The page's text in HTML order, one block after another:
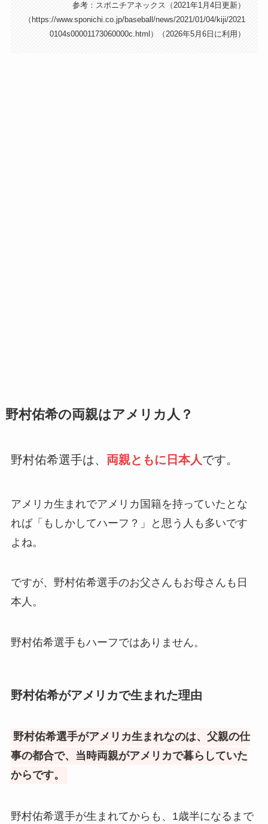
参考：スポニチアネックス（2021年1月4日更新）
（https://www.sponichi.co.jp/baseball/news/2021/01/04/kiji/2021
0104s00001173060000c.html）（2026年5月6日に利用）
野村佑希の両親はアメリカ人？
野村佑希選手は、 両親ともに日本人です。
アメリカ生まれでアメリカ国籍を持っていたとな
れば「もしかしてハーフ？」と思う人も多いです
よね。
ですが、野村佑希選手のお父さんもお母さんも日
本人。
野村佑希選手もハーフではありません。
野村佑希がアメリカで生まれた理由
野村佑希選手がアメリカ生まれなのは、父親の仕
事の都合で、当時両親がアメリカで暮らしていた
からです。
野村佑希選手が生まれてからも、1歳半になるまで